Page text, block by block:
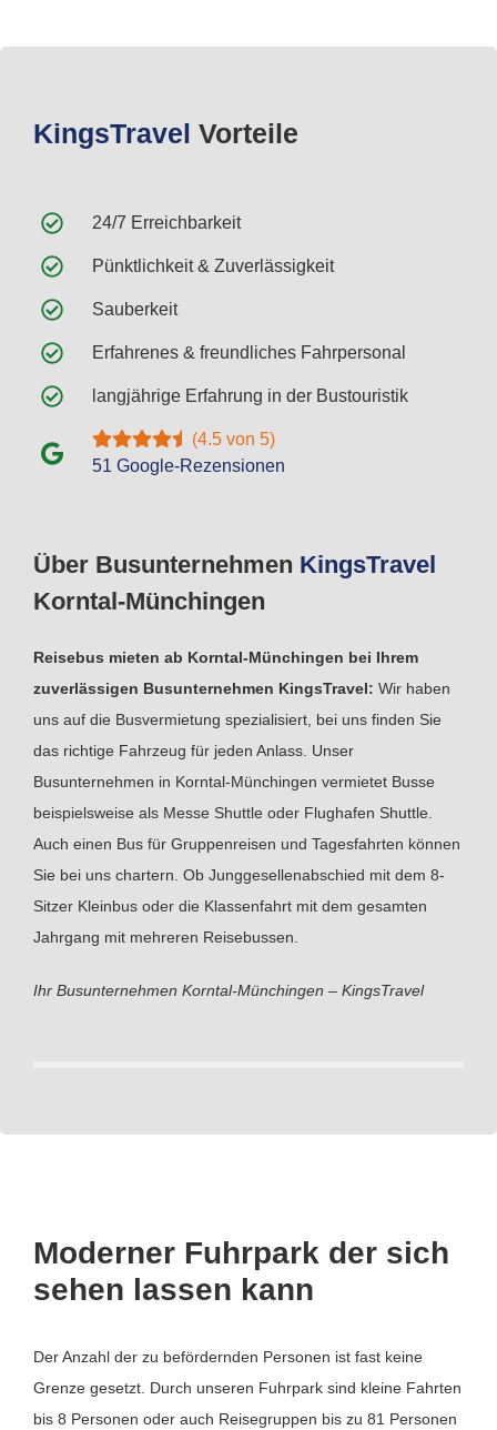
Über Busunternehmen KingsTravel
Korntal-Münchingen
Reisebus mieten ab Korntal-Münchingen bei Ihrem
zuverlässigen Busunternehmen KingsTravel: Wir haben
uns auf die Busvermietung spezialisiert, bei uns finden Sie
das richtige Fahrzeug für jeden Anlass. Unser
Busunternehmen in Korntal-Münchingen vermietet Busse
beispielsweise als Messe Shuttle oder Flughafen Shuttle.
Auch einen Bus für Gruppenreisen und Tagesfahrten können
Sie bei uns chartern. Ob Junggesellenabschied mit dem 8-
Sitzer Kleinbus oder die Klassenfahrt mit dem gesamten
Jahrgang mit mehreren Reisebussen.
Ihr Busunternehmen Korntal-Münchingen – KingsTravel
KingsTravel Vorteile
24/7 Erreichbarkeit
Pünktlichkeit & Zuverlässigkeit
Sauberkeit
Erfahrenes & freundliches Fahrpersonal
langjährige Erfahrung in der Bustouristik
(4.5 von 5)
51 Google-Rezensionen
Moderner Fuhrpark der sich
sehen lassen kann
Der Anzahl der zu befördernden Personen ist fast keine
Grenze gesetzt. Durch unseren Fuhrpark sind kleine Fahrten
bis 8 Personen oder auch Reisegruppen bis zu 81 Personen